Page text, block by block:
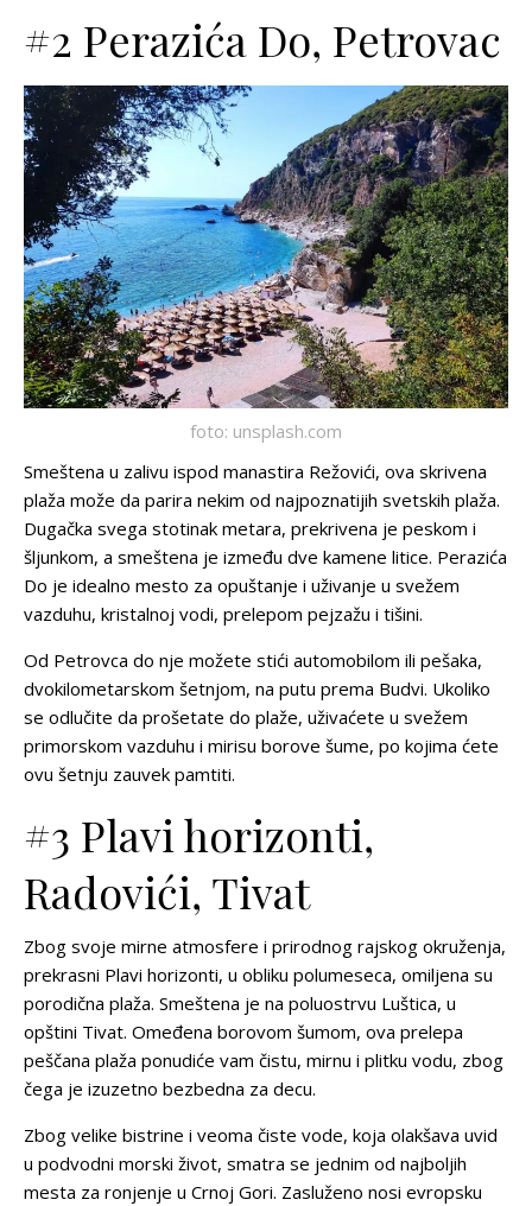
#2 Perazića Do, Petrovac
foto: unsplash.com
Smeštena u zalivu ispod manastira Režovići, ova skrivena
plaža može da parira nekim od najpoznatijih svetskih plaža.
Dugačka svega stotinak metara, prekrivena je peskom i
šljunkom, a smeštena je između dve kamene litice. Perazića
Do je idealno mesto za opuštanje i uživanje u svežem
vazduhu, kristalnoj vodi, prelepom pejzažu i tišini.
Od Petrovca do nje možete stići automobilom ili pešaka,
dvokilometarskom šetnjom, na putu prema Budvi. Ukoliko
se odlučite da prošetate do plaže, uživaćete u svežem
primorskom vazduhu i mirisu borove šume, po kojima ćete
ovu šetnju zauvek pamtiti.
#3 Plavi horizonti,
Radovići, Tivat
Zbog svoje mirne atmosfere i prirodnog rajskog okruženja,
prekrasni Plavi horizonti, u obliku polumeseca, omiljena su
porodična plaža. Smeštena je na poluostrvu Luštica, u
opštini Tivat. Omeđena borovom šumom, ova prelepa
peščana plaža ponudiće vam čistu, mirnu i plitku vodu, zbog
čega je izuzetno bezbedna za decu.
Zbog velike bistrine i veoma čiste vode, koja olakšava uvid
u podvodni morski život, smatra se jednim od najboljih
mesta za ronjenje u Crnoj Gori. Zasluženo nosi evropsku